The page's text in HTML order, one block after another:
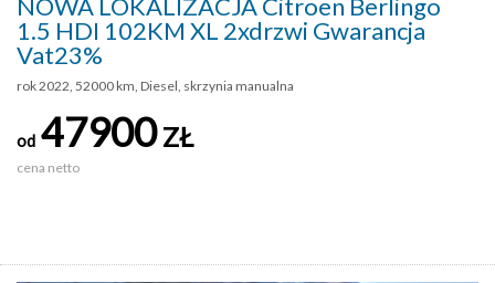
1.5 HDI 102KM XL 2xdrzwi Gwarancja
Vat23%
rok 2022, 52000 km, Diesel, skrzynia manualna
od 47900ZŁ
cena netto